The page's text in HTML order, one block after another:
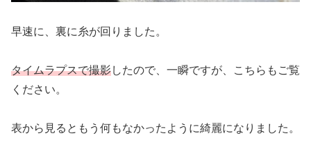
早速に、裏に糸が回りました。
タイムラプスで撮影したので、一瞬ですが、こちらもご覧
ください。
表から見るともう何もなかったように綺麗になりました。